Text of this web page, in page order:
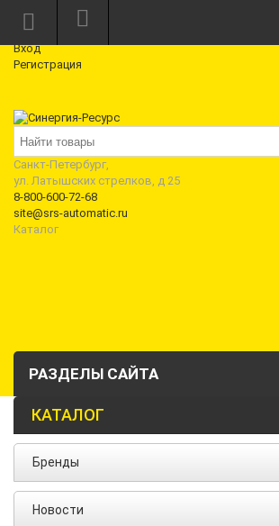
Режим работы: Пн—Пт: 10:00—18:00
Вход
Регистрация
Санкт-Петербург,
ул. Латышских стрелков, д 25
8-800-600-72-68
site@srs-automatic.ru
Каталог
РАЗДЕЛЫ САЙТА
КАТАЛОГ
Бренды
Новости